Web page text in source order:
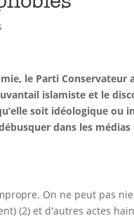
le Parti
islamiste et le
soit idéologique
dans les
On ne peut pas
(2) et d'autres actes